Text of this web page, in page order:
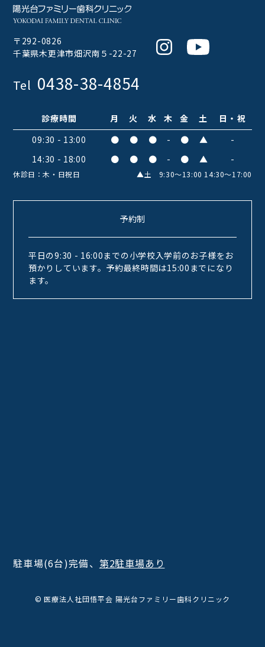
〒292-0826
千葉県木更津市畑沢南５-22-27
InstagramYoutube
Tel 0438-38-4854
診療時間 月 火 水 木 金 土
日・祝
09:30 - 13:00
● ● ● - ● ▲
-
14:30 - 18:00
● ● ● - ● ▲ -
休診日：木・日祝日 ▲土 9:30〜13:00 14:30〜17:00
予約制
平日の9:30 - 16:00までの小学校入学前のお子様をお
預かりしています。予約最終時間は15:00までになり
ます。
駐車場(6台)完備、 第2駐車場あり
© 医療法人社団悟平会 陽光台ファミリー歯科クリニック